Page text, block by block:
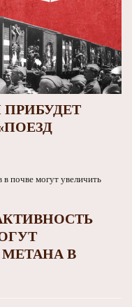
ПРИБУДЕТ
В